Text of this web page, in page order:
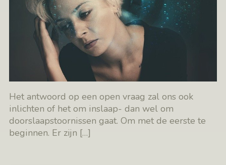
Het antwoord op een open vraag zal ons ook
inlichten of het om inslaap- dan wel om
doorslaapstoornissen gaat. Om met de eerste te
beginnen. Er zijn […]